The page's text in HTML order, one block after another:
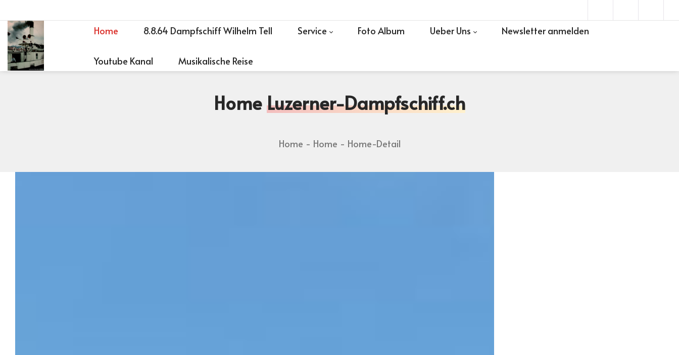
Home 8.8.64 Dampfschiff Wilhelm Tell Service Foto Album Ueber Uns Newsletter anmelden
Youtube Kanal Musikalische Reise
HomeLuzerner-Dampfschiff.ch
Home Home Home-Detail